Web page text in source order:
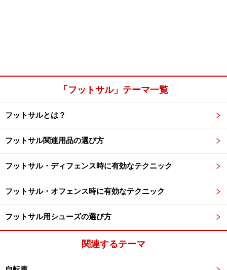
「フットサル」テーマ一覧
フットサルとは？
フットサル関連用品の選び方
フットサル・ディフェンス時に有効なテクニック
フットサル・オフェンス時に有効なテクニック
フットサル用シューズの選び方
関連するテーマ